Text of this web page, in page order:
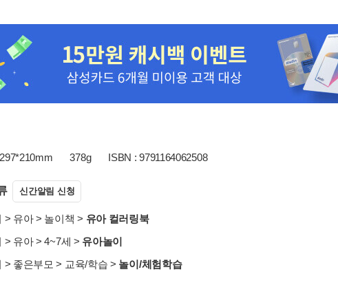
297*210mm 378g ISBN : 9791164062508
신간알림 신청
> 유아> 놀이책 > 유아 컬러링북
> 유아>4~7세 > 유아놀이
> 좋은부모 > 교육/학습 > 놀이/체험학습